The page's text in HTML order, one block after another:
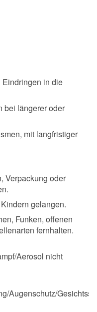
in die
bei längerer oder
mit langfristiger
Verpackung oder
gelangen.
Funken, offenen
fernhalten.
Aerosol nicht
Augenschutz/